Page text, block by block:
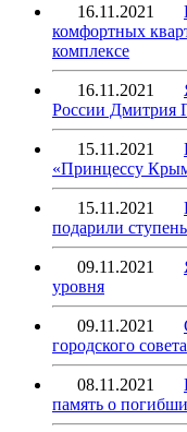
16.11.2021
комфортных
комплексе
16.11.2021
России Дмитрия
15.11.2021
«Принцессу
15.11.2021
подарили
09.11.2021
уровня
09.11.2021
городского совета
08.11.2021
память о